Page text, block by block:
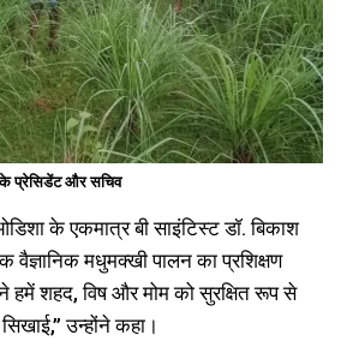
प्रेसिडेंट और सचिव
के एकमात्र बी साइंटिस्ट डॉ. बिकाश
वैज्ञानिक मधुमक्खी पालन का प्रशिक्षण
हमें शहद, विष और मोम को सुरक्षित रूप से
उन्होंने कहा।